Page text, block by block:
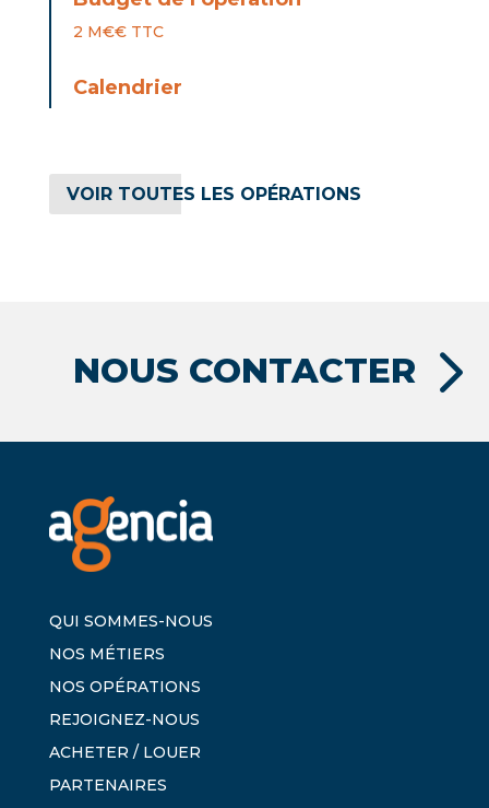
2 M€€ TTC
Calendrier
VOIR TOUTES LES OPÉRATIONS
NOUS CONTACTER
QUI SOMMES-NOUS
NOS MÉTIERS
NOS OPÉRATIONS
REJOIGNEZ-NOUS
ACHETER / LOUER
PARTENAIRES